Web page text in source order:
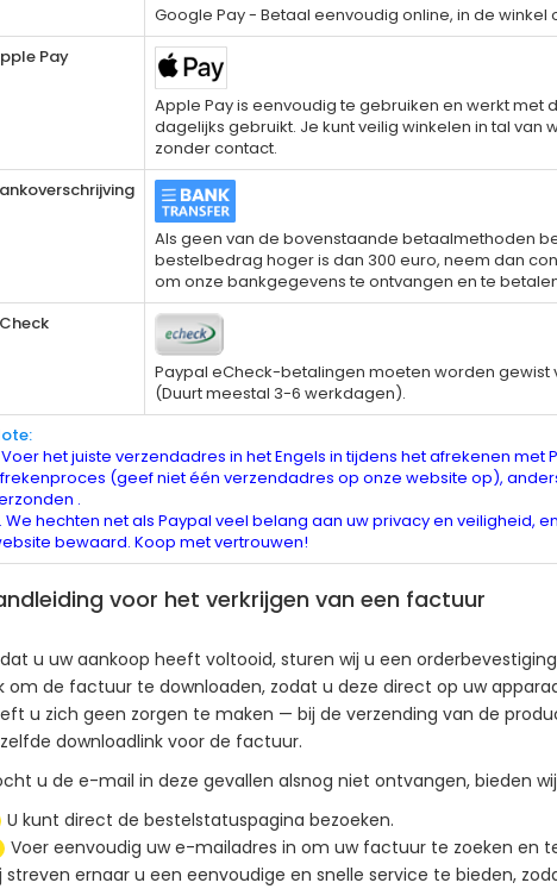
Google Pay - Betaal eenvoudig online, in de winkel
Pay
Apple Pay is eenvoudig te gebruiken en werkt
dagelijks gebruikt. Je kunt veilig winkelen in tal van
zonder contact.
Als geen van de bovenstaande betaalmethoden
bestelbedrag hoger is dan 300 euro, neem dan
om onze bankgegevens te ontvangen en te
Paypal eCheck-betalingen moeten worden gewist
(Duurt meestal 3-6 werkdagen).
Voer het juiste verzendadres in het Engels in tijdens het afrekenen met
(geef niet één verzendadres op onze website op),
.
We hechten net als Paypal veel belang aan uw privacy en veiligheid,
bewaard. Koop met vertrouwen!
voor het verkrijgen van een factuur
u uw aankoop heeft voltooid, sturen wij u een
om de factuur te downloaden, zodat u deze direct op uw
u zich geen zorgen te maken — bij de verzending van de
downloadlink voor de factuur.
u de e-mail in deze gevallen alsnog niet ontvangen, bieden
U kunt direct de bestelstatuspagina bezoeken.
Voer eenvoudig uw e-mailadres in om uw factuur te zoeken en
streven ernaar u een eenvoudige en snelle service te bieden,